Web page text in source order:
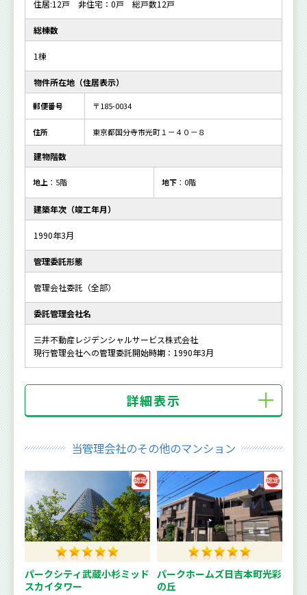
住居:12戸 非住宅：0戸 総戸数12戸
総棟数
1棟
物件所在地（住居表示）
郵便番号 〒185-0034
住所 東京都国分寺市光町１－４０－８
建物階数
地上 ：5階 地下：0階
建築年次（竣工年月）
1990年3月
管理委託形態
管理会社委託（全部）
委託管理会社名
三井不動産レジデンシャルサービス株式会社
現行管理会社への管理委託開始時期：1990年3月
詳細表示
当管理会社のその他のマンション
パークシティ武蔵小杉ミッド
スカイタワー
パークホームズ日吉本町光彩
の丘